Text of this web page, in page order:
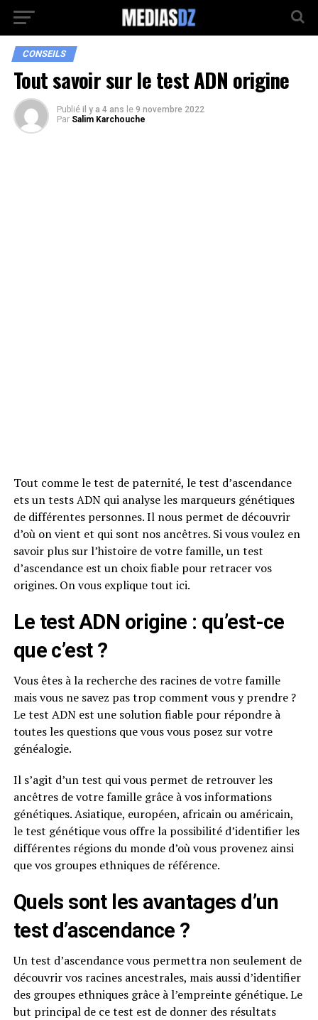
CONSEILS
Tout savoir sur le test ADN origine
Publié il y a 4 ans le 9 novembre 2022
Par Salim Karchouche
Tout comme le test de paternité, le test d’ascendance
ets un tests ADN qui analyse les marqueurs génétiques
de différentes personnes. Il nous permet de découvrir
d’où on vient et qui sont nos ancêtres. Si vous voulez en
savoir plus sur l’histoire de votre famille, un test
d’ascendance est un choix fiable pour retracer vos
origines. On vous explique tout ici.
Le test ADN origine : qu’est-ce
que c’est ?
Vous êtes à la recherche des racines de votre famille
mais vous ne savez pas trop comment vous y prendre ?
Le test ADN est une solution fiable pour répondre à
toutes les questions que vous vous posez sur votre
généalogie.
Il s’agit d’un test qui vous permet de retrouver les
ancêtres de votre famille grâce à vos informations
génétiques. Asiatique, européen, africain ou américain,
le test génétique vous offre la possibilité d’identifier les
différentes régions du monde d’où vous provenez ainsi
que vos groupes ethniques de référence.
Quels sont les avantages d’un
test d’ascendance ?
Un test d’ascendance vous permettra non seulement de
découvrir vos racines ancestrales, mais aussi d’identifier
des groupes ethniques grâce à l’empreinte génétique. Le
but principal de ce test est de donner des résultats